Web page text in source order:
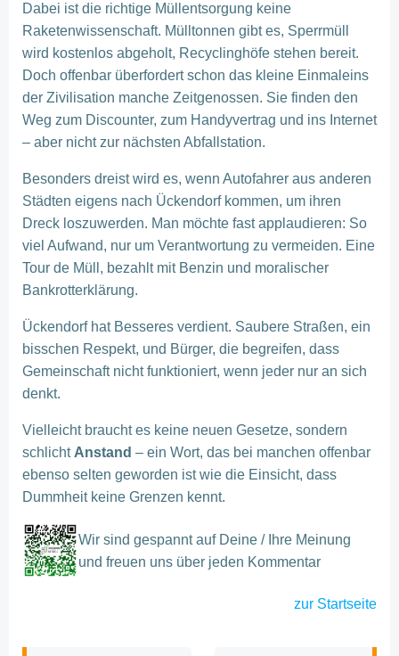
Dabei ist die richtige Müllentsorgung keine
Raketenwissenschaft. Mülltonnen gibt es, Sperrmüll
wird kostenlos abgeholt, Recyclinghöfe stehen bereit.
Doch offenbar überfordert schon das kleine Einmaleins
der Zivilisation manche Zeitgenossen. Sie finden den
Weg zum Discounter, zum Handyvertrag und ins Internet
– aber nicht zur nächsten Abfallstation.
Besonders dreist wird es, wenn Autofahrer aus anderen
Städten eigens nach Ückendorf kommen, um ihren
Dreck loszuwerden. Man möchte fast applaudieren: So
viel Aufwand, nur um Verantwortung zu vermeiden. Eine
Tour de Müll, bezahlt mit Benzin und moralischer
Bankrotterklärung.
Ückendorf hat Besseres verdient. Saubere Straßen, ein
bisschen Respekt, und Bürger, die begreifen, dass
Gemeinschaft nicht funktioniert, wenn jeder nur an sich
denkt.
Vielleicht braucht es keine neuen Gesetze, sondern
schlicht Anstand – ein Wort, das bei manchen offenbar
ebenso selten geworden ist wie die Einsicht, dass
Dummheit keine Grenzen kennt.
Wir sind gespannt auf Deine / Ihre Meinung
und freuen uns über jeden Kommentar
zur Startseite